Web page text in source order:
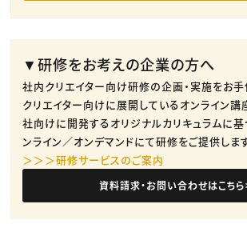
▼研修をお考えの企業の方へ
社内クリエイター向け研修の企画・実施をお手
クリエイター向けに展開しているオンライン講
社向けに開発するオリジナルカリキュラムに基
ンライン／オンデマンドにて研修をご提供します
＞＞＞研修サービスのご案内
資料請求・お問い合わせはこち